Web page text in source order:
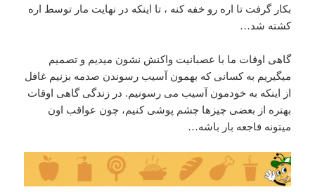
بکار گرفت تا اره رو خفه کنه ، تا اینکه در نهایت مار توسط اره
کشته شد…
گاهی اوقات ما با عصبانیت واکنش نشون میدیم و تصمیم
میگیریم به کسانی که بهمون آسیب رسوندن صدمه بزنیم غافل
از اینکه به خودمون آسیب می رسونیم. در زندگی گاهی اوقات
بهتره از بعضی چیزها چشم پوشی کنیم، چون عواقب اون
میتونه فاجعه بار باشه…